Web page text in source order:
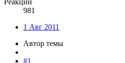
Реакции
981
1 Авг 2011
Автор темы
#1